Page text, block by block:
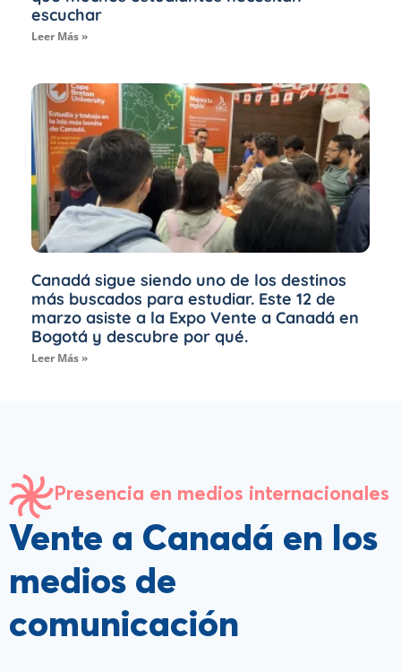
escuchar
Leer Más »
Canadá sigue siendo uno de los destinos
más buscados para estudiar. Este 12 de
marzo asiste a la Expo Vente a Canadá en
Bogotá y descubre por qué.
Leer Más »
Presencia en medios internacionales
Vente a Canadá en los
medios de
comunicación